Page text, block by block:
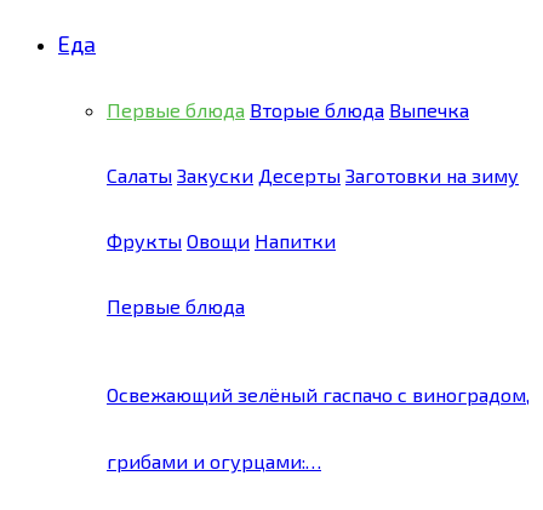
Еда
Первые блюда Вторые блюда Выпечка
Салаты Закуски Десерты Заготовки на зиму
Фрукты Овощи Напитки
Первые блюда
Освежающий зелёный гаспачо с виноградом,
грибами и огурцами:…